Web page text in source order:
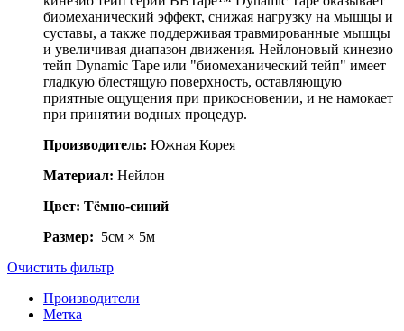
биомеханический эффект, снижая нагрузку на мышцы и
суставы, а также поддерживая травмированные мышцы
и увеличивая диапазон движения. Нейлоновый кинезио
тейп Dynamic Tapе или "биомеханический тейп" имеет
гладкую блестящую поверхность, оставляющую
приятные ощущения при прикосновении, и не намокает
при принятии водных процедур.
Производитель: Южная Корея
Материал: Нейлон
Цвет: Тёмно-синий
Размер: 5см × 5м
Очистить фильтр
Производители
Метка